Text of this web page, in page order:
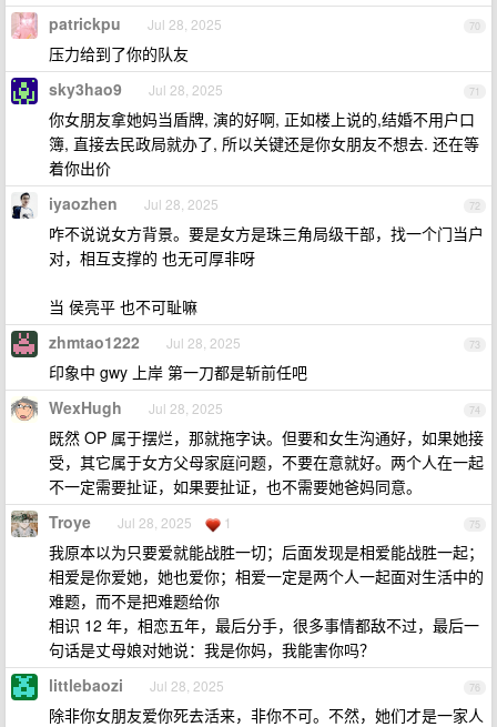
70
patrickpu Jul 28, 2025
压力给到了你的队友
71
sky3hao9 Jul 28, 2025
你女朋友拿她妈当盾牌, 演的好啊, 正如楼上说的,结婚不用户口
簿, 直接去民政局就办了, 所以关键还是你女朋友不想去. 还在等
着你出价
72
iyaozhen Jul 28, 2025
咋不说说女方背景。要是女方是珠三角局级干部，找一个门当户
对，相互支撑的 也无可厚非呀
当 侯亮平 也不可耻嘛
73
zhmtao1222 Jul 28, 2025
印象中 gwy 上岸 第一刀都是斩前任吧
74
WexHugh Jul 28, 2025
既然 OP 属于摆烂，那就拖字诀。但要和女生沟通好，如果她接
受，其它属于女方父母家庭问题，不要在意就好。两个人在一起
不一定需要扯证，如果要扯证，也不需要她爸妈同意。
75
Troye Jul 28, 2025 1
我原本以为只要爱就能战胜一切；后面发现是相爱能战胜一起；
相爱是你爱她，她也爱你；相爱一定是两个人一起面对生活中的
难题，而不是把难题给你
相识 12 年，相恋五年，最后分手，很多事情都敌不过，最后一
句话是丈母娘对她说：我是你妈，我能害你吗？
76
littlebaozi Jul 28, 2025
除非你女朋友爱你死去活来，非你不可。不然，她们才是一家人